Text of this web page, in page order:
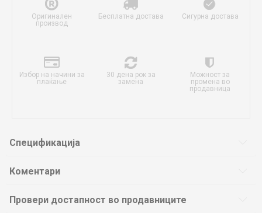
Оригинален
производ
Бесплатна достава Сигурна достава
Избор на начини за
плаќање
30 дена рок за
замена
Можност за
промена во
продавница
Спецификација
Коментари
Провери достапност во продавниците